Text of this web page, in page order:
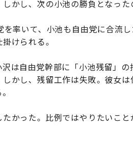
かし、次の小池の勝負となった
率いて、小池も自由党に合流
けられる。
沢は自由党幹部に「小池残留」
かし、残留工作は失敗。彼女
たかった。比例ではやりたいこ